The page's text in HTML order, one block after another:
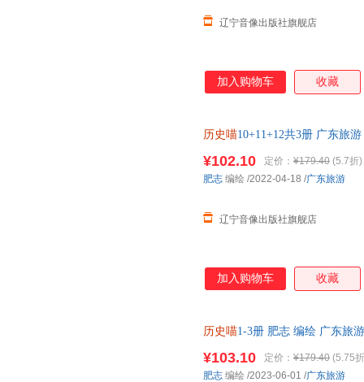
辽宁音像出版社旗舰店
加入购物车 收藏
历史喵10+11+12共3册 广东旅
¥102.10 定价： ¥179.40 (5.7折)
辽宁音像出版社旗舰店
肥志 编绘 /2022-04-18 /广东旅游
加入购物车 收藏
历史喵1-3册 肥志 编绘 广东旅
¥103.10 定价： ¥179.40 (5.75
肥志 编绘 /2023-06-01 /广东旅游